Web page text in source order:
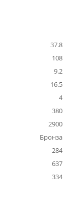
37.8
108
9.2
16.5
4
380
2900
Бронза
284
637
334